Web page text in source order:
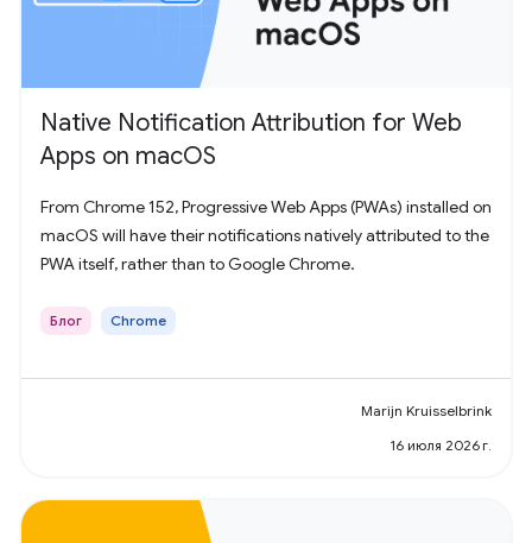
Native Notification Attribution for Web
Apps on macOS
From Chrome 152, Progressive Web Apps (PWAs) installed on
macOS will have their notifications natively attributed to the
PWA itself, rather than to Google Chrome.
Блог Chrome
Marijn Kruisselbrink
16 июля 2026 г.